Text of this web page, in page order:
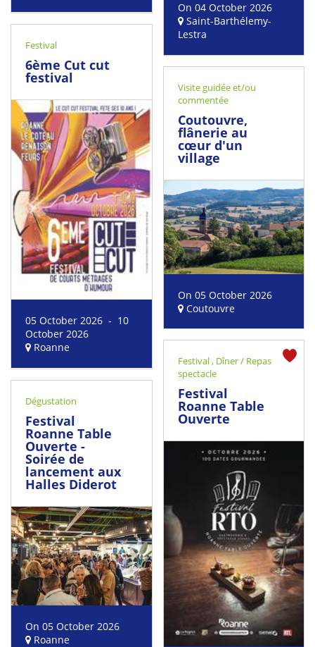
On 04 October 2026
Saint-Barthélemy-
Lestra
Festival
6ème Cut cut
festival
05 October 2026 - 10
October 2026
Roanne
Visite guidée et/ou
commentée
Coutouvre,
flânerie au
cœur d'un
village
On 05 October 2026
Coutouvre
Festival, Dîner / Repas
spectacle
Festival
Roanne Table
Ouverte
Dégustation
Festival
Roanne Table
Ouverte -
Soirée de
lancement aux
Halles Diderot
On 05 October 2026
Roanne